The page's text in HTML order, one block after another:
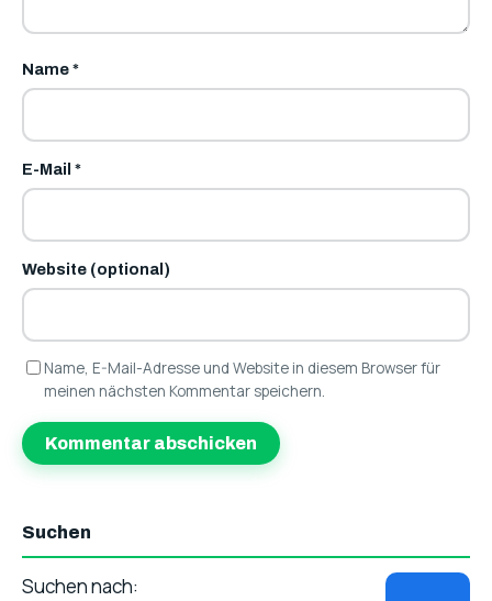
Name*
E-Mail *
Website (optional)
Name, E-Mail-Adresse und Website in diesem Browser für
meinen nächsten Kommentar speichern.
Suchen
Suchen nach: